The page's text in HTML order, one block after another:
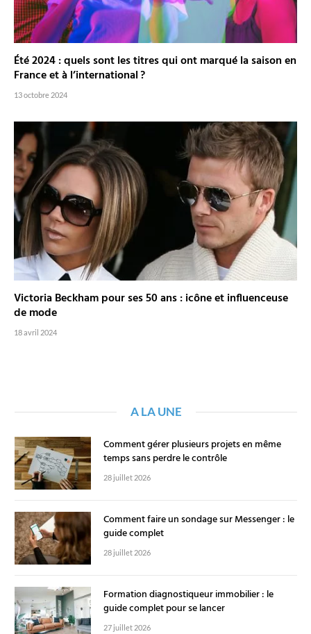
Été 2024 : quels sont les titres qui ont marqué la saison en
France et à l’international ?
13 octobre 2024
Victoria Beckham pour ses 50 ans : icône et influenceuse
de mode
18 avril 2024
A LA UNE
Comment gérer plusieurs projets en même
temps sans perdre le contrôle
28 juillet 2026
Comment faire un sondage sur Messenger : le
guide complet
28 juillet 2026
Formation diagnostiqueur immobilier : le
guide complet pour se lancer
27 juillet 2026